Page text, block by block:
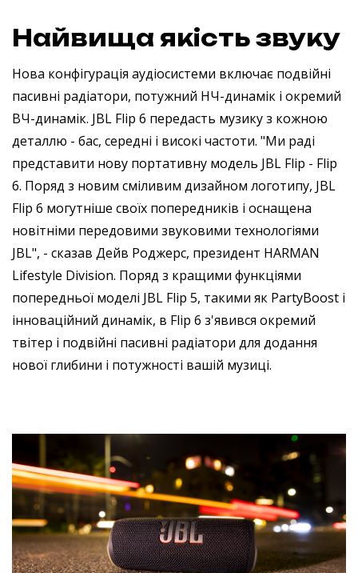
Найвища якість звуку
Нова конфігурація аудіосистеми включає подвійні
пасивні радіатори, потужний НЧ-динамік і окремий
ВЧ-динамік. JBL Flip 6 передасть музику з кожною
деталлю - бас, середні і високі частоти. "Ми раді
представити нову портативну модель JBL Flip - Flip
6. Поряд з новим сміливим дизайном логотипу, JBL
Flip 6 могутніше своїх попередників і оснащена
новітніми передовими звуковими технологіями
JBL", - сказав Дейв Роджерс, президент HARMAN
Lifestyle Division. Поряд з кращими функціями
попередньої моделі JBL Flip 5, такими як PartyBoost і
інноваційний динамік, в Flip 6 з'явився окремий
твітер і подвійні пасивні радіатори для додання
нової глибини і потужності вашій музиці.